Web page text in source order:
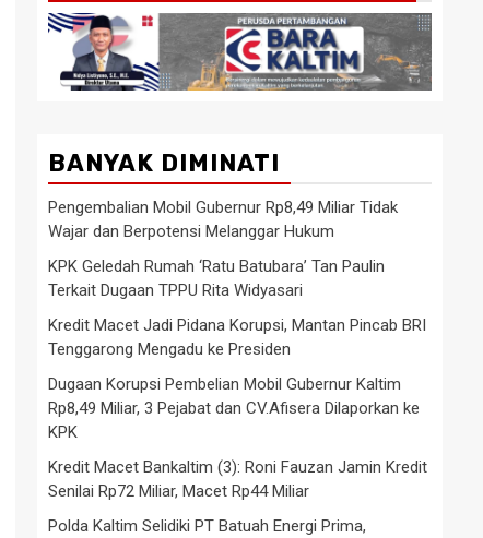
BANYAK DIMINATI
Pengembalian Mobil Gubernur Rp8,49 Miliar Tidak
Wajar dan Berpotensi Melanggar Hukum
KPK Geledah Rumah ‘Ratu Batubara’ Tan Paulin
Terkait Dugaan TPPU Rita Widyasari
Kredit Macet Jadi Pidana Korupsi, Mantan Pincab BRI
Tenggarong Mengadu ke Presiden
Dugaan Korupsi Pembelian Mobil Gubernur Kaltim
Rp8,49 Miliar, 3 Pejabat dan CV.Afisera Dilaporkan ke
KPK
Kredit Macet Bankaltim (3): Roni Fauzan Jamin Kredit
Senilai Rp72 Miliar, Macet Rp44 Miliar
Polda Kaltim Selidiki PT Batuah Energi Prima,